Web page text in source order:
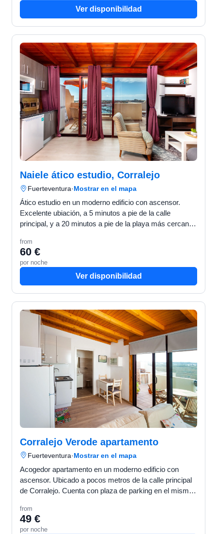
Ver disponibilidad
Naiele ático estudio, Corralejo
Fuerteventura·Mostrar en el mapa
Ático estudio en un moderno edificio con ascensor.
Excelente ubiación, a 5 minutos a pie de la calle
principal, y a 20 minutos a pie de la playa más cercana.
from
60 €
por noche
Ver disponibilidad
Corralejo Verode apartamento
Fuerteventura·Mostrar en el mapa
Acogedor apartamento en un moderno edificio con
ascensor. Ubicado a pocos metros de la calle principal
de Corralejo. Cuenta con plaza de parking en el mismo
from
49 €
por noche